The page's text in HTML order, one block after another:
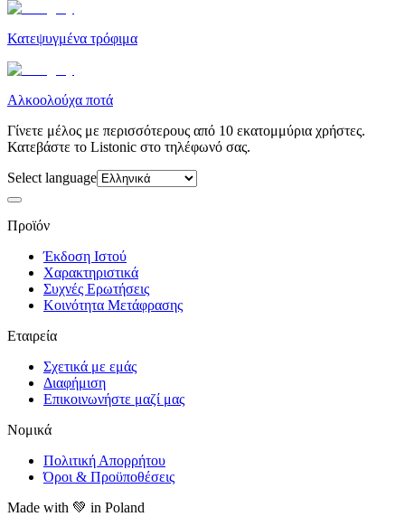
Κατεψυγμένα τρόφιμα
Αλκοολούχα ποτά
Γίνετε μέλος με περισσότερους από 10 εκατομμύρια χρήστες.
Κατεβάστε το Listonic στο τηλέφωνό σας.
Select language
Προϊόν
Έκδοση Ιστού
Χαρακτηριστικά
Συχνές Ερωτήσεις
Κοινότητα Μετάφρασης
Εταιρεία
Σχετικά με εμάς
Διαφήμιση
Επικοινωνήστε μαζί μας
Νομικά
Πολιτική Απορρήτου
Όροι & Προϋποθέσεις
Made with 💚 in Poland